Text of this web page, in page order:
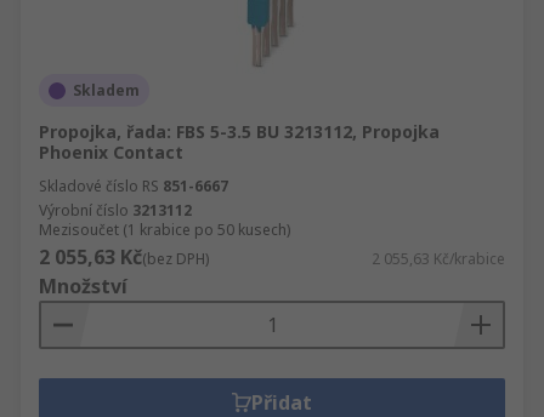
Skladem
Propojka, řada: FBS 5-3.5 BU 3213112, Propojka
Phoenix Contact
Skladové číslo RS 851-6667
Výrobní číslo 3213112
Mezisoučet (1 krabice po 50 kusech)
2 055,63 Kč(bez DPH) 2 055,63 Kč/krabice
Množství
Přidat